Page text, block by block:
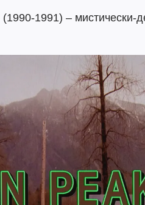
(1990-1991) – мистически-